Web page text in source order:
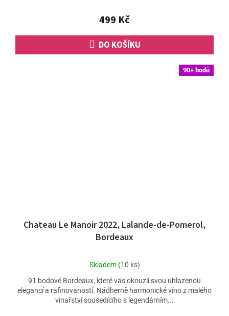
5
hvězdiček.
499 Kč
DO KOŠÍKU
90+ bodů
Chateau Le Manoir 2022, Lalande-de-Pomerol,
Bordeaux
Průměrné
produktu
je
5,0
Skladem (10 ks)
91 bodové Bordeaux, které vás okouzlí svou uhlazenou
elegancí a rafinovaností. Nádherně harmonické víno z malého
vinařství sousedícího s legendárním...